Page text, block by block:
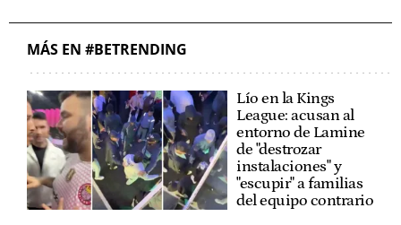
MÁS EN #BETRENDING
Lío en la Kings
League: acusan al
entorno de Lamine
de "destrozar
instalaciones" y
"escupir" a familias
del equipo contrario